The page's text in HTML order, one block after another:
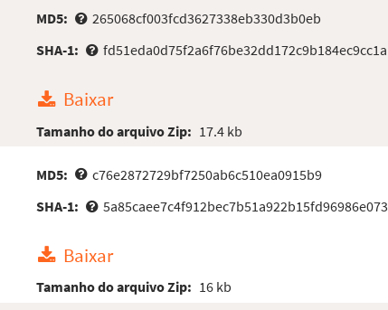
MD5:
265068cf003fcd3627338eb330d3b0eb
SHA-1:
fd51eda0d75f2a6f76be32dd172c9b184ec9cc1a
Baixar
Tamanho do arquivo Zip: 17.4 kb
MD5:
c76e2872729bf7250ab6c510ea0915b9
SHA-1:
5a85caee7c4f912bec7b51a922b15fd96986e073
Baixar
Tamanho do arquivo Zip: 16 kb